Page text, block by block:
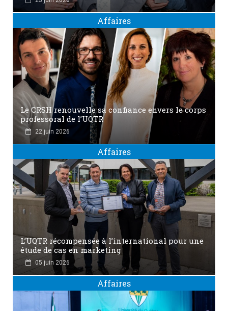
Affaires
Le CRSH renouvelle sa confiance envers le corps
professoral de l’UQTR
22 juin 2026
Affaires
L’UQTR récompensée à l’international pour une
étude de cas en marketing
05 juin 2026
Affaires